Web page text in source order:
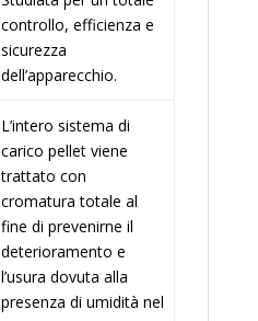
controllo, efficienza e
sicurezza
dell’apparecchio.
L’intero sistema di
carico pellet viene
trattato con
cromatura totale al
fine di prevenirne il
deterioramento e
l’usura dovuta alla
presenza di umidità nel